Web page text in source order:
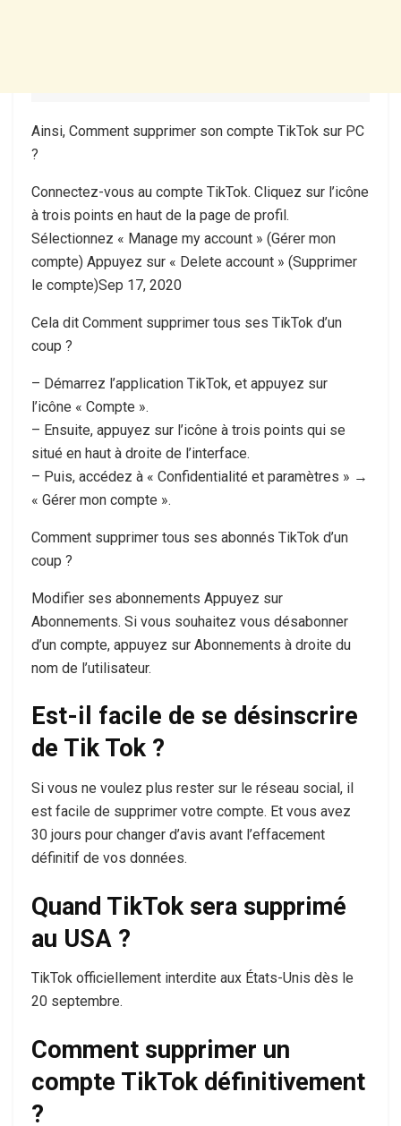
Ainsi, Comment supprimer son compte TikTok sur PC
?
Connectez-vous au compte TikTok. Cliquez sur l’icône
à trois points en haut de la page de profil.
Sélectionnez « Manage my account » (Gérer mon
compte) Appuyez sur « Delete account » (Supprimer
le compte)Sep 17, 2020
Cela dit Comment supprimer tous ses TikTok d’un
coup ?
– Démarrez l’application TikTok, et appuyez sur
l’icône « Compte ».
– Ensuite, appuyez sur l’icône à trois points qui se
situé en haut à droite de l’interface.
– Puis, accédez à « Confidentialité et paramètres » →
« Gérer mon compte ».
Comment supprimer tous ses abonnés TikTok d’un
coup ?
Modifier ses abonnements Appuyez sur
Abonnements. Si vous souhaitez vous désabonner
d’un compte, appuyez sur Abonnements à droite du
nom de l’utilisateur.
Est-il facile de se désinscrire
de Tik Tok ?
Si vous ne voulez plus rester sur le réseau social, il
est facile de supprimer votre compte. Et vous avez
30 jours pour changer d’avis avant l’effacement
définitif de vos données.
Quand TikTok sera supprimé
au USA ?
TikTok officiellement interdite aux États-Unis dès le
20 septembre.
Comment supprimer un
compte TikTok définitivement
?